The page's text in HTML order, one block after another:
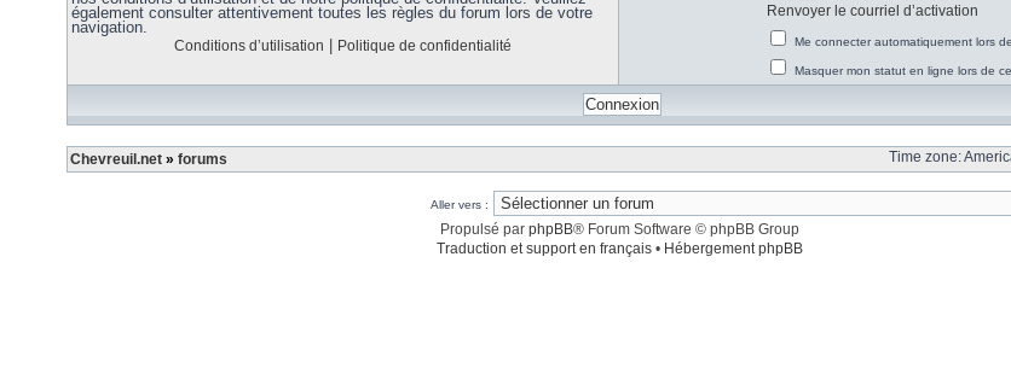
également consulter attentivement toutes les règles du forum lors de votre
navigation.
Conditions d’utilisation Politique de confidentialité
Renvoyer le courriel d’activation
Me connecter automatiquement lors
Masquer mon statut en ligne lors de
Chevreuil.net » forums Time zone:
Aller vers :
Propulsé par phpBB® Forum Software © phpBB Group
Traduction et support en français• Hébergement phpBB